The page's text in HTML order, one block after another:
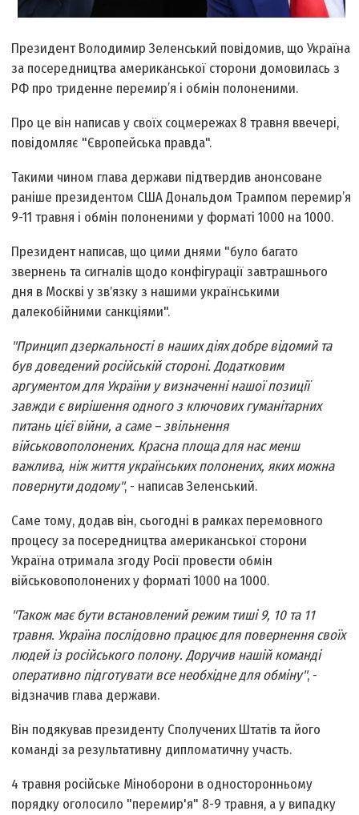
Президент Володимир Зеленський повідомив, що Україна
за посередництва американської сторони домовилась з
РФ про триденне перемир’я і обмін полоненими.
Про це він написав у своїх соцмережах 8 травня ввечері,
повідомляє "Європейська правда".
Такими чином глава держави підтвердив анонсоване
раніше президентом США Дональдом Трампом перемир’я
9-11 травня і обмін полоненими у форматі 1000 на 1000.
Президент написав, що цими днями "було багато
звернень та сигналів щодо конфігурації завтрашнього
дня в Москві у звʼязку з нашими українськими
далекобійними санкціями".
"Принцип дзеркальності в наших діях добре відомий та
був доведений російській стороні. Додатковим
аргументом для України у визначенні нашої позиції
завжди є вирішення одного з ключових гуманітарних
питань цієї війни, а саме – звільнення
військовополонених. Красна площа для нас менш
важлива, ніж життя українських полонених, яких можна
повернути додому", - написав Зеленський.
Саме тому, додав він, сьогодні в рамках перемовного
процесу за посередництва американської сторони
Україна отримала згоду Росії провести обмін
військовополонених у форматі 1000 на 1000.
"Також має бути встановлений режим тиші 9, 10 та 11
травня. Україна послідовно працює для повернення своїх
людей із російського полону. Доручив нашій команді
оперативно підготувати все необхідне для обміну", -
відзначив глава держави.
Він подякував президенту Сполучених Штатів та його
команді за результативну дипломатичну участь.
4 травня російське Міноборони в односторонньому
порядку оголосило "перемир'я" 8-9 травня, а у випадку